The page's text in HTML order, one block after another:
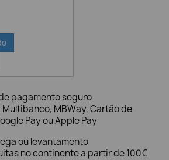
pagamento seguro
MBWay, Cartão de
Pay ou Apple Pay
ou levantamento
no continente a partir de 100€